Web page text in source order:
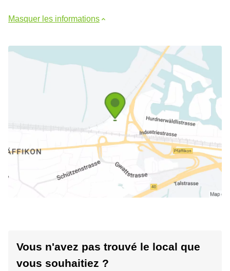
Masquer les informations
Vous n'avez pas trouvé le local que
vous souhaitiez ?